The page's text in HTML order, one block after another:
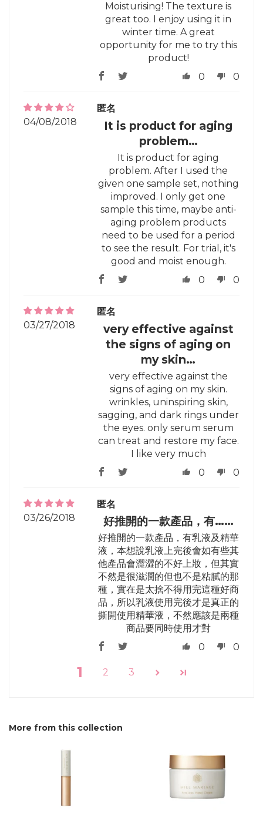
Moisturising! The texture is
great too. I enjoy using it in
winter time. A great
opportunity for me to try this
product!
0
0
04/08/2018
匿名
It is product for aging
problem…
It is product for aging
problem. After I used the
given one sample set, nothing
improved. I only get one
sample this time, maybe anti-
aging problem products
need to be used for a period
to see the result. For trial, it's
good and moist enough.
0
0
03/27/2018
匿名
very effective against
the signs of aging on
my skin…
very effective against the
signs of aging on my skin.
wrinkles, uninspiring skin,
sagging, and dark rings under
the eyes. only serum serum
can treat and restore my face.
I like very much
0
0
03/26/2018
匿名
好推開的一款產品，有……
好推開的一款產品，有乳液及精華
液，本想說乳液上完後會如有些其
他產品會澀澀的不好上妝，但其實
不然是很滋潤的但也不是粘膩的那
種，實在是太捨不得用完這種好商
品，所以乳液使用完後才是真正的
撕開使用精華液，不然應該是兩種
商品要同時使用才對
0
0
1 2 3
More from this collection